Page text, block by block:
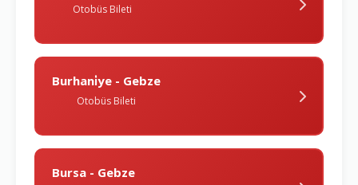
Otobüs Bileti
Burhani̇ye - Gebze
Otobüs Bileti
Bursa - Gebze